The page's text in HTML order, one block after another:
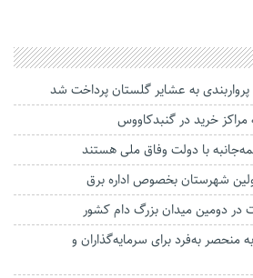
با دولت وفاق ملی هستند
شهرستان بخصوص اداره برق
منحصر به‌فرد برای سرمایه‌گذاران و